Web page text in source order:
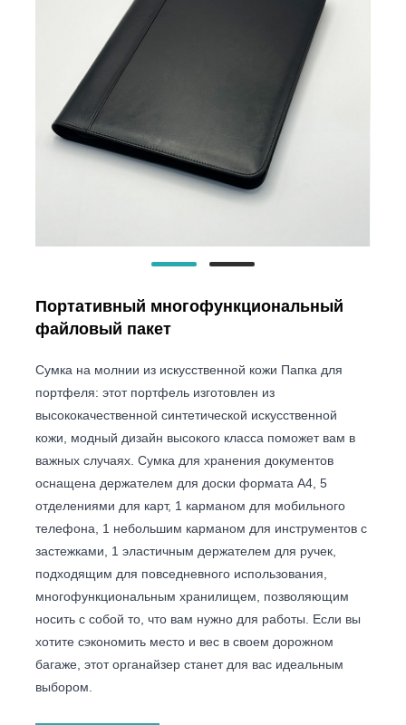
Портативный многофункциональный
файловый пакет
Сумка на молнии из искусственной кожи Папка для
портфеля: этот портфель изготовлен из
высококачественной синтетической искусственной
кожи, модный дизайн высокого класса поможет вам в
важных случаях. Сумка для хранения документов
оснащена держателем для доски формата А4, 5
отделениями для карт, 1 карманом для мобильного
телефона, 1 небольшим карманом для инструментов с
застежками, 1 эластичным держателем для ручек,
подходящим для повседневного использования,
многофункциональным хранилищем, позволяющим
носить с собой то, что вам нужно для работы. Если вы
хотите сэкономить место и вес в своем дорожном
багаже, этот органайзер станет для вас идеальным
выбором.